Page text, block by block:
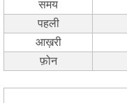
समय
पहली
आख़री
फ़ोन